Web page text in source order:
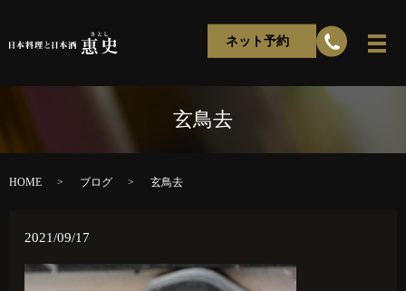
ネット予約
玄鳥去
HOME ブログ 玄鳥去
2021/09/17